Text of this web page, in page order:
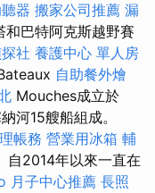
器 搬家公司推薦 漏
巴特阿克斯越野賽
社 養護中心 單人房
自助餐外燴
Mouches成立於
河15艘船組成。
帳務 營業用冰箱 輔
自2014年以來一直在
月子中心推薦 長照